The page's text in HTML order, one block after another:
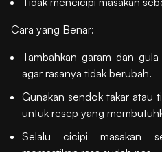
Cara yang Benar:
Tambahkan garam dan
agar rasanya tidak berubah.
Gunakan sendok takar atau
untuk resep yang
Selalu cicipi masakan